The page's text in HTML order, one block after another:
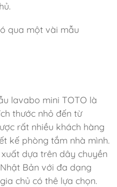
qua một vài mẫu
lavabo mini TOTO là
thước nhỏ đến từ
rất nhiều khách hàng
kế phòng tắm nhà mình.
dựa trên dây chuyền
Bản với đa dạng
chủ có thê lựa chọn.